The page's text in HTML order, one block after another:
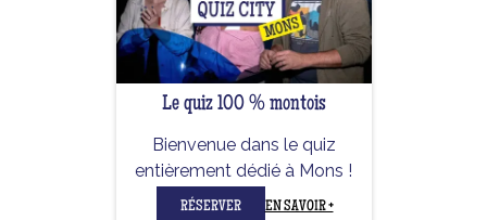
Le quiz 100 % montois
Bienvenue dans le quiz
entièrement dédié à Mons !
RÉSERVER EN SAVOIR +